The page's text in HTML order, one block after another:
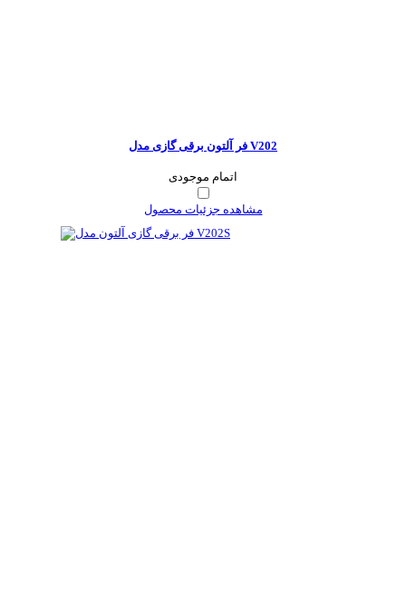
فر آلتون برقی گازی مدل V202
اتمام موجودی
مشاهده جزئیات محصول